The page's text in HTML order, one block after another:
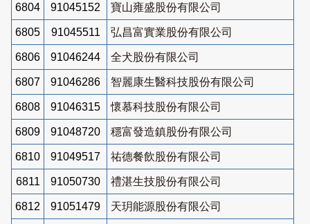
6804 91045152 寶山雍盛股份有限公司
6805 91045511 弘昌富實業股份有限公司
6806 91046244 全犬股份有限公司
6807 91046286 智麗康生醫科技股份有限公司
6808 91046315 懷慕科技股份有限公司
6809 91048720 穩富發造鎮股份有限公司
6810 91049517 祐德餐飲股份有限公司
6811 91050730 禮湛生技股份有限公司
6812 91051479 天玥能源股份有限公司